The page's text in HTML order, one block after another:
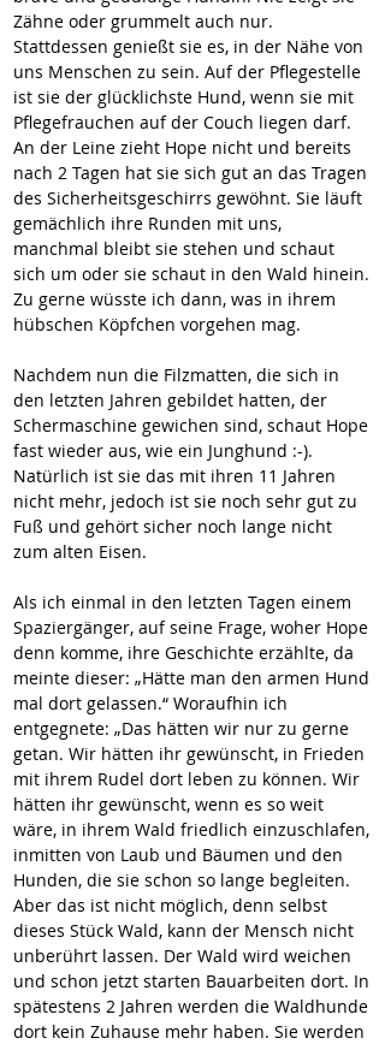
Zähne oder grummelt auch nur.
Stattdessen genießt sie es, in der Nähe von
uns Menschen zu sein. Auf der Pflegestelle
ist sie der glücklichste Hund, wenn sie mit
Pflegefrauchen auf der Couch liegen darf.
An der Leine zieht Hope nicht und bereits
nach 2 Tagen hat sie sich gut an das Tragen
des Sicherheitsgeschirrs gewöhnt. Sie läuft
gemächlich ihre Runden mit uns,
manchmal bleibt sie stehen und schaut
sich um oder sie schaut in den Wald hinein.
Zu gerne wüsste ich dann, was in ihrem
hübschen Köpfchen vorgehen mag.
Nachdem nun die Filzmatten, die sich in
den letzten Jahren gebildet hatten, der
Schermaschine gewichen sind, schaut Hope
fast wieder aus, wie ein Junghund :-).
Natürlich ist sie das mit ihren 11 Jahren
nicht mehr, jedoch ist sie noch sehr gut zu
Fuß und gehört sicher noch lange nicht
zum alten Eisen.
Als ich einmal in den letzten Tagen einem
Spaziergänger, auf seine Frage, woher Hope
denn komme, ihre Geschichte erzählte, da
meinte dieser: „Hätte man den armen Hund
mal dort gelassen.“ Woraufhin ich
entgegnete: „Das hätten wir nur zu gerne
getan. Wir hätten ihr gewünscht, in Frieden
mit ihrem Rudel dort leben zu können. Wir
hätten ihr gewünscht, wenn es so weit
wäre, in ihrem Wald friedlich einzuschlafen,
inmitten von Laub und Bäumen und den
Hunden, die sie schon so lange begleiten.
Aber das ist nicht möglich, denn selbst
dieses Stück Wald, kann der Mensch nicht
unberührt lassen. Der Wald wird weichen
und schon jetzt starten Bauarbeiten dort. In
spätestens 2 Jahren werden die Waldhunde
dort kein Zuhause mehr haben. Sie werden